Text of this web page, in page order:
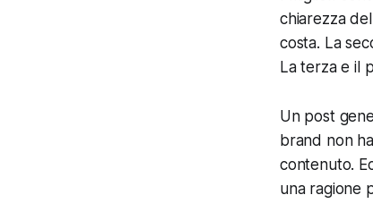
chiarezza
costa. La
La terza e il
Un post
brand non
contenuto.
una ragione